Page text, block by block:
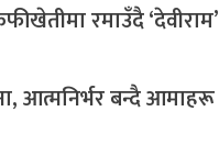
रमाउँदै ‘देवीराम’
आत्मनिर्भर बन्दै आमाहरू